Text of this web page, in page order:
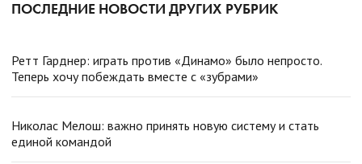
ПОСЛЕДНИЕ НОВОСТИ ДРУГИХ РУБРИК
Ретт Гарднер: играть против «Динамо» было непросто.
Теперь хочу побеждать вместе с «зубрами»
Николас Мелош: важно принять новую систему и стать
единой командой